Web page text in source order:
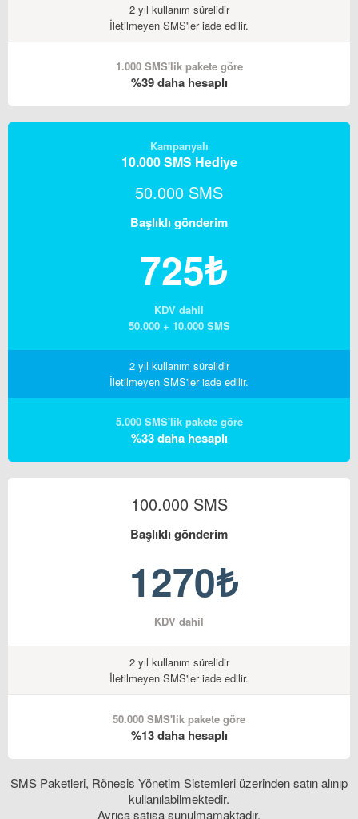
2 yıl kullanım sürelidir
İletilmeyen SMS'ler iade edilir.
1.000 SMS'lik pakete göre
%39 daha hesaplı
Kampanyalı
10.000 SMS Hediye
50.000 SMS
Başlıklı gönderim
725₺
KDV dahil
50.000 + 10.000 SMS
2 yıl kullanım sürelidir
İletilmeyen SMS'ler iade edilir.
5.000 SMS'lik pakete göre
%33 daha hesaplı
100.000 SMS
Başlıklı gönderim
1270₺
KDV dahil
2 yıl kullanım sürelidir
İletilmeyen SMS'ler iade edilir.
50.000 SMS'lik pakete göre
%13 daha hesaplı
SMS Paketleri, Rönesis Yönetim Sistemleri üzerinden satın alınıp
kullanılabilmektedir.
Ayrıca satışa sunulmamaktadır.